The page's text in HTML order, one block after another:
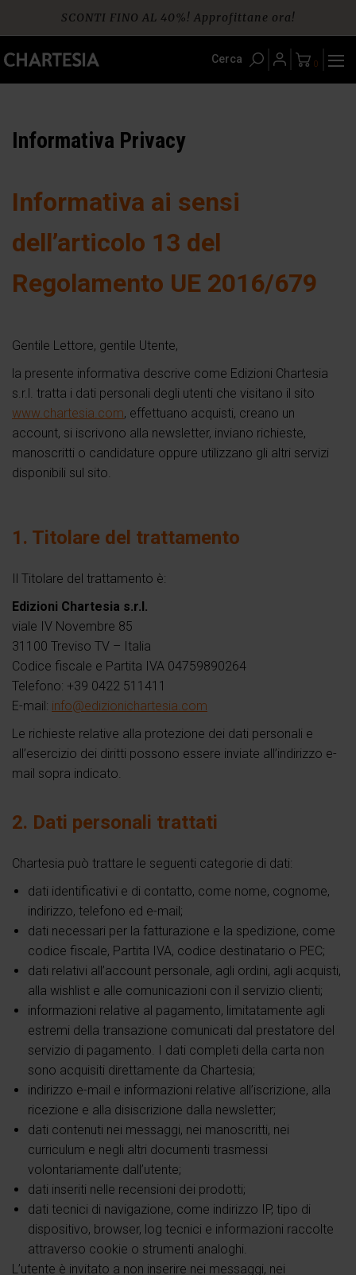
content
SCONTI FINO AL 40%! Approfittane ora!
Spedizione gratuita per ordini da € 60
Cerca 0
Informativa Privacy
Informativa ai sensi
dell’articolo 13 del
Regolamento UE 2016/679
Gentile Lettore, gentile Utente,
la presente informativa descrive come Edizioni Chartesia
s.r.l. tratta i dati personali degli utenti che visitano il sito
www.chartesia.com, effettuano acquisti, creano un
account, si iscrivono alla newsletter, inviano richieste,
manoscritti o candidature oppure utilizzano gli altri servizi
disponibili sul sito.
1. Titolare del trattamento
Il Titolare del trattamento è:
Edizioni Chartesia s.r.l.
viale IV Novembre 85
31100 Treviso TV – Italia
Codice fiscale e Partita IVA 04759890264
Telefono: +39 0422 511411
E-mail: info@edizionichartesia.com
Le richieste relative alla protezione dei dati personali e
all’esercizio dei diritti possono essere inviate all’indirizzo e-
mail sopra indicato.
2. Dati personali trattati
Chartesia può trattare le seguenti categorie di dati:
dati identificativi e di contatto, come nome, cognome,
indirizzo, telefono ed e-mail;
dati necessari per la fatturazione e la spedizione, come
codice fiscale, Partita IVA, codice destinatario o PEC;
dati relativi all’account personale, agli ordini, agli acquisti,
alla wishlist e alle comunicazioni con il servizio clienti;
informazioni relative al pagamento, limitatamente agli
estremi della transazione comunicati dal prestatore del
servizio di pagamento. I dati completi della carta non
sono acquisiti direttamente da Chartesia;
indirizzo e-mail e informazioni relative all’iscrizione, alla
ricezione e alla disiscrizione dalla newsletter;
dati contenuti nei messaggi, nei manoscritti, nei
curriculum e negli altri documenti trasmessi
volontariamente dall’utente;
dati inseriti nelle recensioni dei prodotti;
dati tecnici di navigazione, come indirizzo IP, tipo di
dispositivo, browser, log tecnici e informazioni raccolte
attraverso cookie o strumenti analoghi.
L’utente è invitato a non inserire nei messaggi, nei